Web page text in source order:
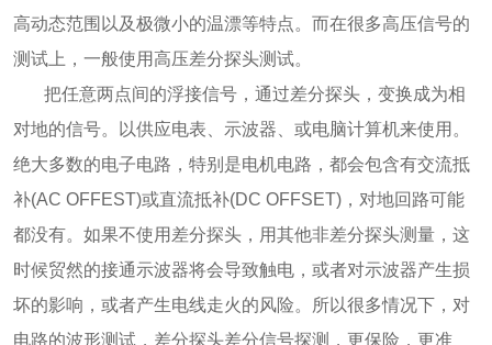
高动态范围以及极微小的温漂等特点。而在很多高压信号的
测试上，一般使用高压差分探头测试。
把任意两点间的浮接信号，通过差分探头，变换成为相
对地的信号。以供应电表、示波器、或电脑计算机来使用。
绝大多数的电子电路，特别是电机电路，都会包含有交流抵
补(AC OFFEST)或直流抵补(DC OFFSET)，对地回路可能
都没有。如果不使用差分探头，用其他非差分探头测量，这
时候贸然的接通示波器将会导致触电，或者对示波器产生损
坏的影响，或者产生电线走火的风险。所以很多情况下，对
电路的波形测试，差分探头差分信号探测，更保险，更准